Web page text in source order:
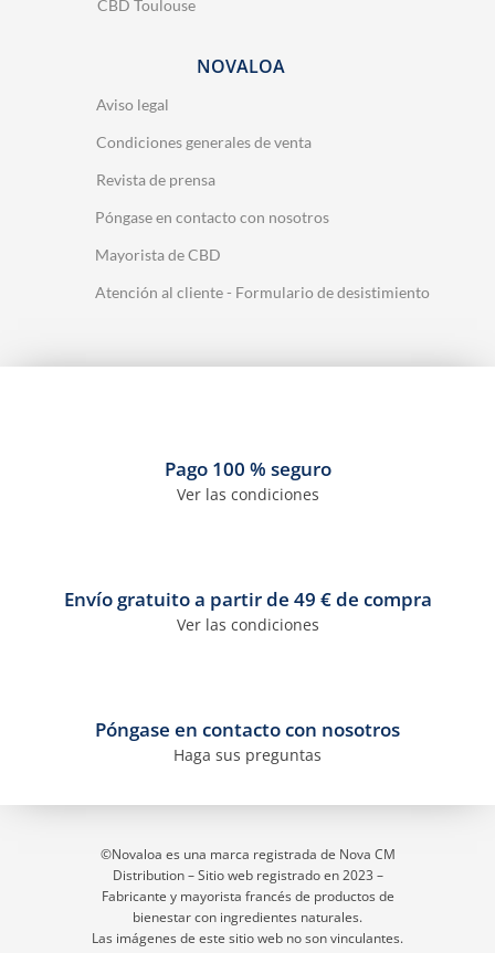
CBD Toulouse
NOVALOA
Aviso legal
Condiciones generales de venta
Revista de prensa
Póngase en contacto con nosotros
Mayorista de CBD
Atención al cliente - Formulario de desistimiento
Pago 100 % seguro
Ver las condiciones
Envío gratuito a partir de 49 € de compra
Ver las condiciones
Póngase en contacto con nosotros
Haga sus preguntas
©Novaloa es una marca registrada de Nova CM
Distribution – Sitio web registrado en 2023 –
Fabricante y mayorista francés de productos de
bienestar con ingredientes naturales.
Las imágenes de este sitio web no son vinculantes.